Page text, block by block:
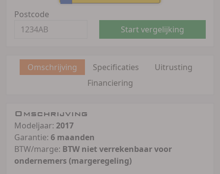
Postcode
Start vergelijking
Omschrijving Specificaties
Uitrusting
Financiering
Omschrijving
Modeljaar: 2017
Garantie: 6 maanden
BTW/marge: BTW niet verrekenbaar voor
ondernemers (margeregeling)